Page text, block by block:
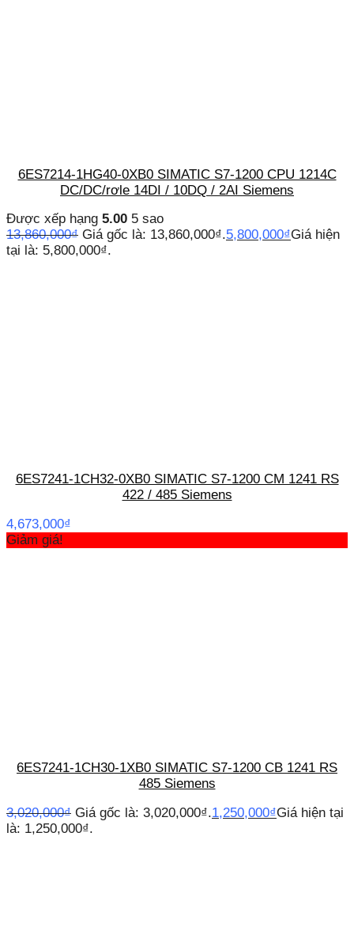
6ES7214-1HG40-0XB0 SIMATIC S7-1200 CPU 1214C
DC/DC/rơle 14DI / 10DQ / 2AI Siemens
Được xếp hạng 5.00 5 sao
13,860,000₫ Giá gốc là: 13,860,000₫.5,800,000₫Giá hiện
tại là: 5,800,000₫.
6ES7241-1CH32-0XB0 SIMATIC S7-1200 CM 1241 RS
422 / 485 Siemens
4,673,000₫
Giảm giá!
6ES7241-1CH30-1XB0 SIMATIC S7-1200 CB 1241 RS
485 Siemens
3,020,000₫ Giá gốc là: 3,020,000₫.1,250,000₫Giá hiện tại
là: 1,250,000₫.